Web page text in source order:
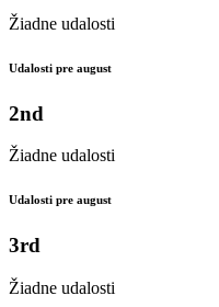
Žiadne udalosti
Udalosti pre august
2nd
Žiadne udalosti
Udalosti pre august
3rd
Žiadne udalosti